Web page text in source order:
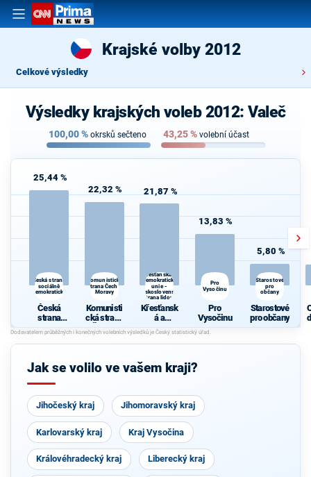
Krajské volby 2012
Celkové výsledky
Výsledky krajských voleb 2012: Valeč
100,00% okrsků sečteno 43,25% volební účast
25,44 %
Česká strana
sociálně
demokratická
Česká
strana
sociálně
demokrati
cká
22,32 %
Komunistická
strana Čech a
Moravy
Komunisti
cká strana
Čech a
Moravy
21,87 %
Křesťanská a
demokratická
unie -
Československá
strana lidová
Křesťansk
á a
demokrati
cká unie -
Českoslov
strana
13,83 %
Pro
Vysočinu
Pro
Vysočinu
5,80 %
Starostové
pro
občany
Starostové
pro občany
Jak se volilo ve vašem kraji?
Jihočeský kraj Jihomoravský kraj
Karlovarský kraj Kraj Vysočina
Královéhradecký kraj Liberecký kraj